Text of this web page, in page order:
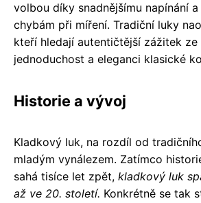
volbou díky snadnějšímu napínání
chybám při míření. Tradiční luky
kteří hledají autentičtější zážitek
jednoduchost a eleganci klasické
Historie a vývoj
Kladkový luk, na rozdíl od
mladým vynálezem. Zatímco
sahá tisíce let zpět, kladkový luk
až ve 20. století. Konkrétně se tak